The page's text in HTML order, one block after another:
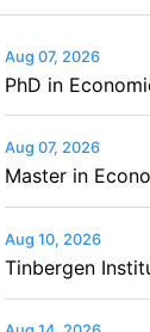
Aug 07, 2026
PhD in
Aug 07, 2026
Master in
Aug 10, 2026
Tinbergen